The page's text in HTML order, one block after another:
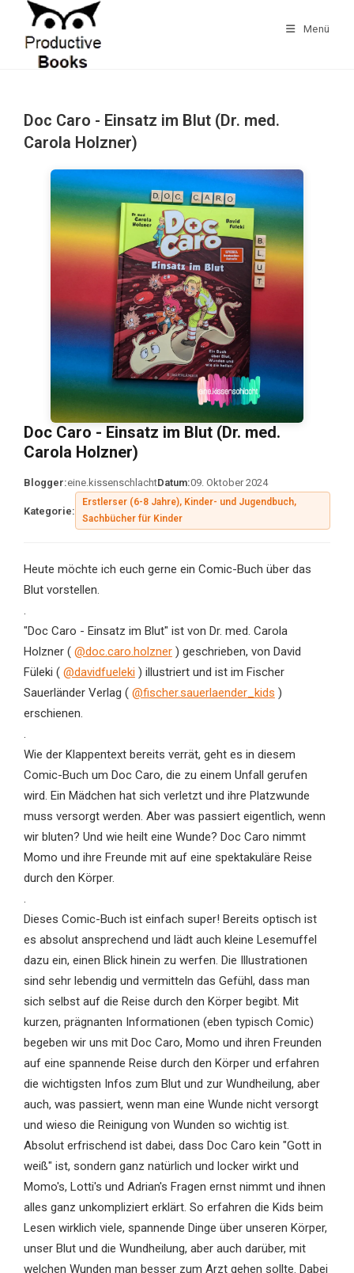
springen
Menü
Doc Caro - Einsatz im Blut (Dr. med.
Carola Holzner)
Doc Caro - Einsatz im Blut (Dr. med.
Carola Holzner)
Blogger:eine.kissenschlachtDatum:09. Oktober 2024
Kategorie:
Erstlerser (6-8 Jahre), Kinder- und Jugendbuch,
Sachbücher für Kinder
Heute möchte ich euch gerne ein Comic-Buch über das
Blut vorstellen.
.
"Doc Caro - Einsatz im Blut" ist von Dr. med. Carola
Holzner ( @doc.caro.holzner) geschrieben, von David
Füleki ( @davidfueleki ) illustriert und ist im Fischer
Sauerländer Verlag ( @fischer.sauerlaender_kids )
erschienen.
.
Wie der Klappentext bereits verrät, geht es in diesem
Comic-Buch um Doc Caro, die zu einem Unfall gerufen
wird. Ein Mädchen hat sich verletzt und ihre Platzwunde
muss versorgt werden. Aber was passiert eigentlich, wenn
wir bluten? Und wie heilt eine Wunde? Doc Caro nimmt
Momo und ihre Freunde mit auf eine spektakuläre Reise
durch den Körper.
.
Dieses Comic-Buch ist einfach super! Bereits optisch ist
es absolut ansprechend und lädt auch kleine Lesemuffel
dazu ein, einen Blick hinein zu werfen. Die Illustrationen
sind sehr lebendig und vermitteln das Gefühl, dass man
sich selbst auf die Reise durch den Körper begibt. Mit
kurzen, prägnanten Informationen (eben typisch Comic)
begeben wir uns mit Doc Caro, Momo und ihren Freunden
auf eine spannende Reise durch den Körper und erfahren
die wichtigsten Infos zum Blut und zur Wundheilung, aber
auch, was passiert, wenn man eine Wunde nicht versorgt
und wieso die Reinigung von Wunden so wichtig ist.
Absolut erfrischend ist dabei, dass Doc Caro kein "Gott in
weiß" ist, sondern ganz natürlich und locker wirkt und
Momo's, Lotti's und Adrian's Fragen ernst nimmt und ihnen
alles ganz unkompliziert erklärt. So erfahren die Kids beim
Lesen wirklich viele, spannende Dinge über unseren Körper,
unser Blut und die Wundheilung, aber auch darüber, mit
welchen Wunden man besser zum Arzt gehen sollte. Dabei